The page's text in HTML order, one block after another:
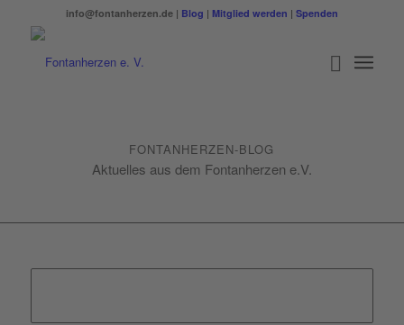
info@fontanherzen.de | Blog | Mitglied werden | Spenden
FONTANHERZEN-BLOG
Aktuelles aus dem Fontanherzen e.V.